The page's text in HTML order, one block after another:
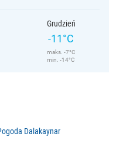
Grudzień
-11°C
maks. -7°C
min. -14°C
Dalakaynar